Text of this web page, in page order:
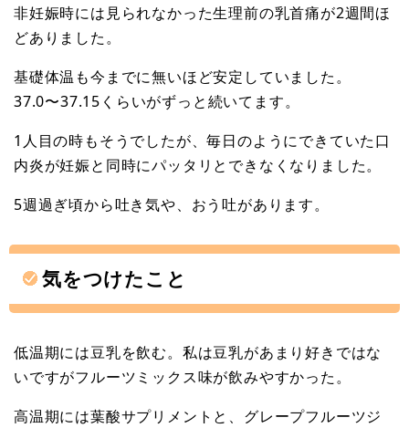
非妊娠時には見られなかった生理前の乳首痛が2週間ほ
どありました。
基礎体温も今までに無いほど安定していました。
37.0〜37.15くらいがずっと続いてます。
1人目の時もそうでしたが、毎日のようにできていた口
内炎が妊娠と同時にパッタリとできなくなりました。
5週過ぎ頃から吐き気や、おう吐があります。
気をつけたこと
低温期には豆乳を飲む。私は豆乳があまり好きではな
いですがフルーツミックス味が飲みやすかった。
高温期には葉酸サプリメントと、グレープフルーツジ